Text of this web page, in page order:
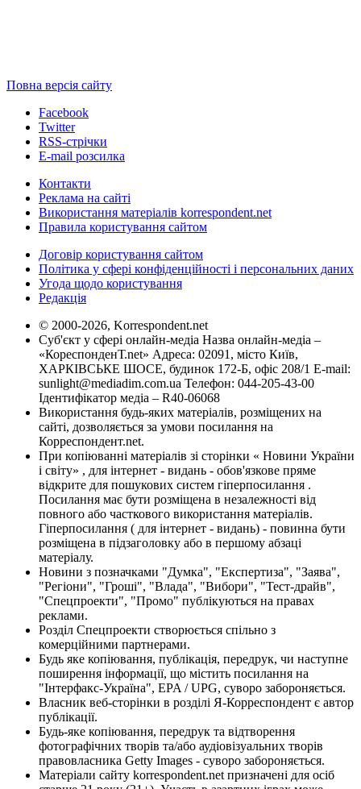
Повна версія сайту
Facebook
Twitter
RSS-стрічки
E-mail розсилка
Контакти
Реклама на сайті
Використання матеріалів korrespondent.net
Правила користування сайтом
Договір користування сайтом
Політика у сфері конфіденційності і персональних даних
Угода щодо користування
Редакція
© 2000-2026, Korrespondent.net
Суб'єкт у сфері онлайн-медіа Назва онлайн-медіа –
«КореспонденТ.net» Адреса: 02091, місто Київ,
ХАРКІВСЬКЕ ШОСЕ, будинок 172-Б, офіс 208/1 E-mail:
sunlight@mediadim.com.ua Телефон: 044-205-43-00
Ідентифікатор медіа – R40-06068
Використання будь-яких матеріалів, розміщених на
сайті, дозволяється за умови посилання на
Корреспондент.net.
При копіюванні матеріалів зі сторінки « Новини України
і світу» , для інтернет - видань - обов'язкове пряме
відкрите для пошукових систем гіперпосилання .
Посилання має бути розміщена в незалежності від
повного або часткового використання матеріалів.
Гіперпосилання ( для інтернет - видань) - повинна бути
розміщена в підзаголовку або в першому абзаці
матеріалу.
Новини з позначками "Думка", "Експертиза", "Заява",
"Регіони", "Гроші", "Влада", "Вибори", "Тест-драйв",
"Спецпроекти", "Промо" публікуються на правах
реклами.
Розділ Спецпроекти створюється спільно з
комерційними партнерами.
Будь яке копіювання, публікація, передрук, чи наступне
поширення інформації, що містить посилання на
"Інтерфакс-Україна", EPA / UPG, суворо забороняється.
Власник веб-сторінки в розділі Я-Корреспондент є автор
публікації.
Будь-яке копіювання, передрук та відтворення
фотографічних творів та/або аудіовізуальних творів
правовласника Getty Images - суворо забороняється.
Матеріали сайту korrespondent.net призначені для осіб